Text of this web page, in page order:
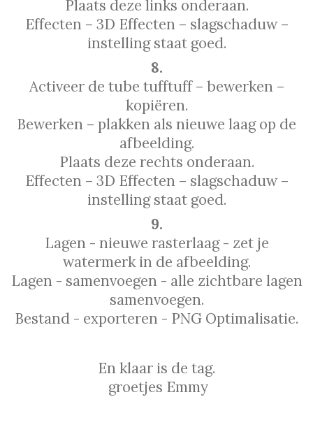
Plaats deze links onderaan.
Effecten – 3D Effecten – slagschaduw –
instelling staat goed.
8.
Activeer de tube tufftuff – bewerken –
kopiёren.
Bewerken – plakken als nieuwe laag op de
afbeelding.
Plaats deze rechts onderaan.
Effecten – 3D Effecten – slagschaduw –
instelling staat goed.
9.
Lagen - nieuwe rasterlaag - zet je
watermerk in de afbeelding.
Lagen - samenvoegen - alle zichtbare lagen
samenvoegen.
Bestand - exporteren - PNG Optimalisatie.
En klaar is de tag.
groetjes Emmy